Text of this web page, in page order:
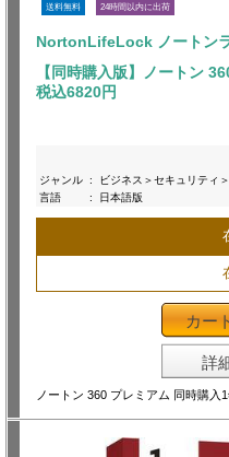
送料無料 24時間以内に出荷
NortonLifeLock ノートン
【同時購入版】ノートン
税込6820円
ジャンル :
ビジネス＞セキュリティ
言語
: 日本語版
カー
詳
ノートン 360 プレミアム 同時購入